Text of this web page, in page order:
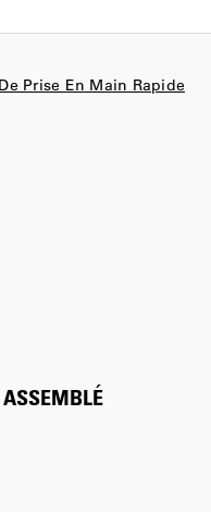
Prise En Main Rapide